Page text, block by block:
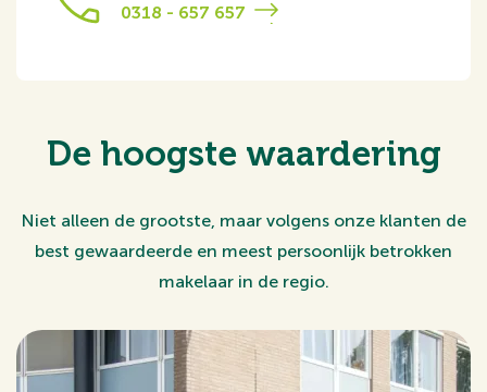
0318 - 657 657
De hoogste waardering
Niet alleen de grootste, maar volgens onze klanten de
best gewaardeerde en meest persoonlijk betrokken
makelaar in de regio.